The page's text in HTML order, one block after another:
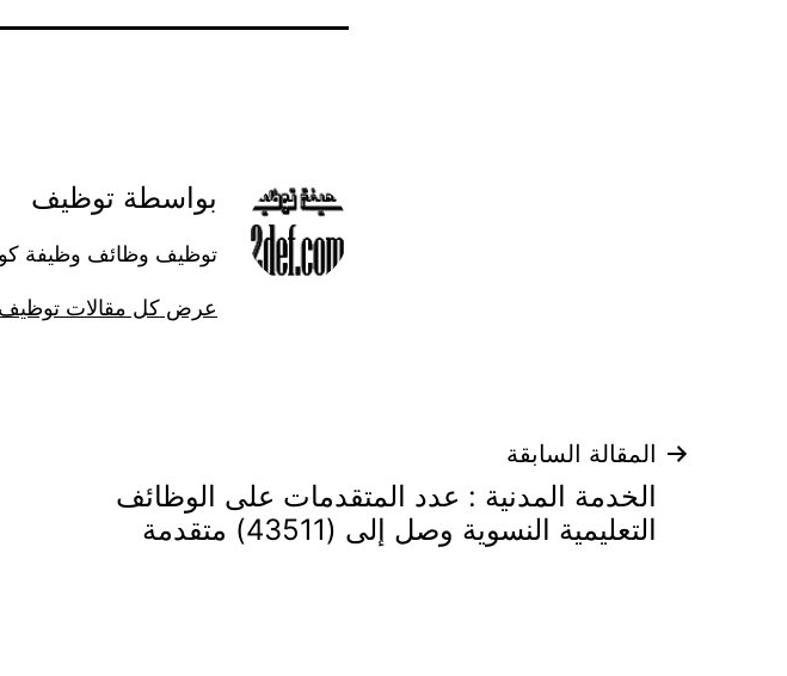
بواسطة توظيف
توظيف وظائف وظيفة
عرض كل مقالات
تصفّح
المقالات
المقالة السابقة
الخدمة المدنية : عدد المتقدمات على الوظائف
التعليمية النسوية وصل إلى (43511) متقدمة